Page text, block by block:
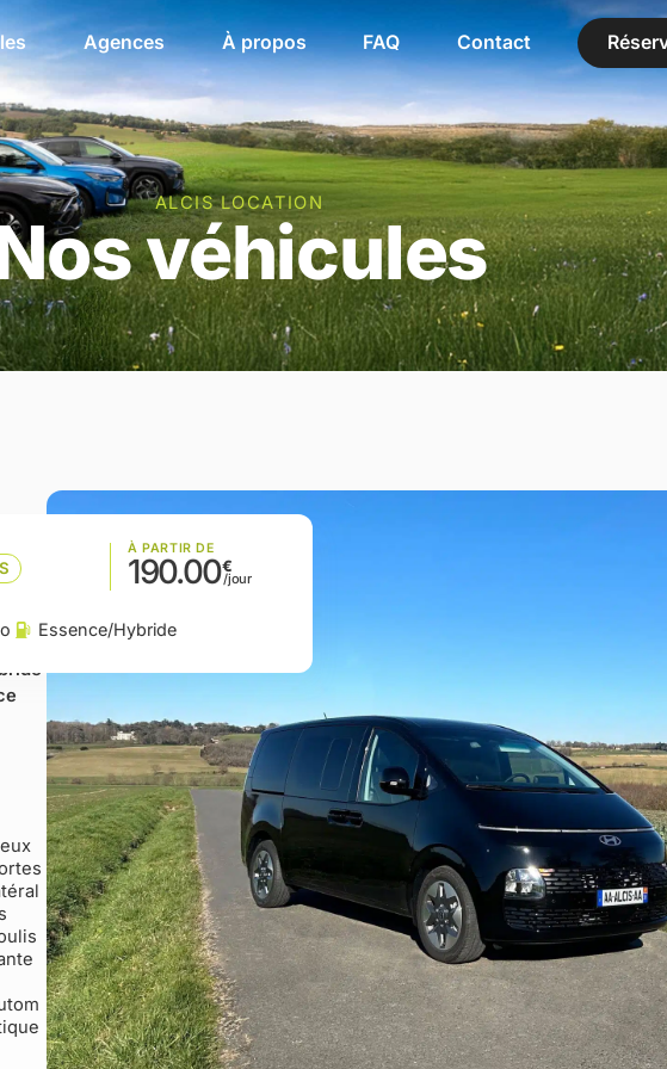
Agences À propos FAQ Contact
ALCIS LOCATION
véhicules
À PARTIR DE
190.00
Essence/Hybride